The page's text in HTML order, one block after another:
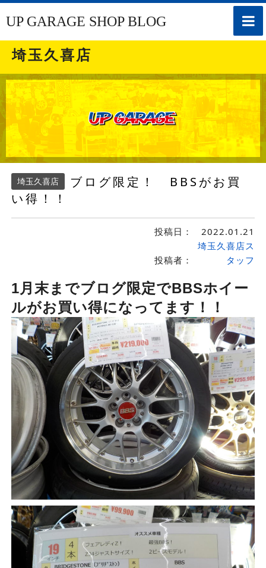
toggle
UP GARAGE SHOP BLOG
埼玉久喜店
埼玉久喜店
ブログ限定！ BBSがお買
い得！！
投稿日： 2022.01.21
投稿者：
埼玉久喜店ス
タッフ
1月末までブログ限定でBBSホイー
ルがお買い得になってます！！